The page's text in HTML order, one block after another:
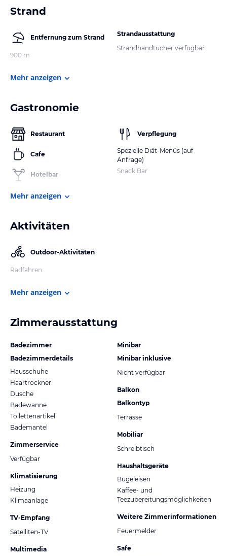
Strand
Entfernung zum Strand
900 m
Strandausstattung
Strandhandtücher verfügbar
Mehr anzeigen
Gastronomie
Restaurant
Cafe
Hotelbar
Verpflegung
Spezielle Diät-Menüs (auf
Anfrage)
Snack Bar
Mehr anzeigen
Aktivitäten
Outdoor-Aktivitäten
Radfahren
Mehr anzeigen
Zimmerausstattung
Badezimmer
Badezimmerdetails
Hausschuhe
Haartrockner
Dusche
Badewanne
Toilettenartikel
Bademantel
Zimmerservice
Verfügbar
Klimatisierung
Heizung
Klimaanlage
TV-Empfang
Satelliten-TV
Multimedia
Minibar
Minibar inklusive
Nicht verfügbar
Balkon
Balkontyp
Terrasse
Mobiliar
Schreibtisch
Haushaltsgeräte
Bügeleisen
Kaffee- und
Teezubereitungsmöglichkeiten
Weitere Zimmerinformationen
Feuermelder
Safe